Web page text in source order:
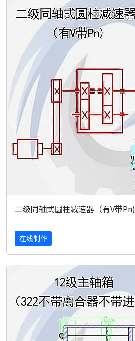
二级同轴式圆柱减速器（有V带Pn)
在线制作